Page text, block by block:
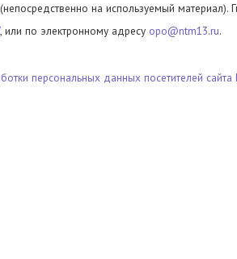
(непосредственно на используемый материал).
, или по электронному адресу opo@ntm13.ru.
персональных данных посетителей